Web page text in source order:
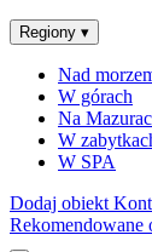
Regiony ▾
Nad
W górach
Na
W
W SPA
Dodaj obiekt
Rekomendowane